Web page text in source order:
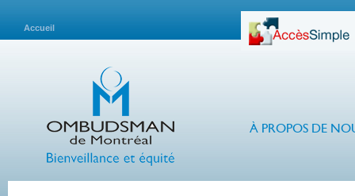
Accueil
À PROPOS DE